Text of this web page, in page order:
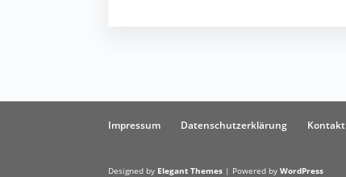
Impressum Datenschutzerklärung Kontakt
Designed by Elegant Themes | Powered byWordPress